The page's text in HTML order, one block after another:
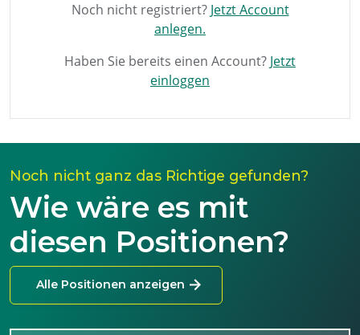
Noch nicht registriert? Jetzt Account
anlegen.
Haben Sie bereits einen Account? Jetzt
einloggen
Noch nicht ganz das Richtige gefunden?
Wie wäre es mit
diesen Positionen?
Alle Positionen anzeigen